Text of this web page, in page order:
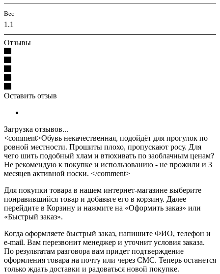
Вес
1.1
Отзывы
Оставить отзыв
Загрузка отзывов...
<comment>Обувь некачественная, подойдёт для прогулок по
ровной местности. Прошиты плохо, пропускают росу. Для
чего шить подобный хлам и втюхивать по заоблачным ценам?
Не рекомендую к покупке и использованию - не прожили и 3
месяцев активной носки. </comment>
Для покупки товара в нашем интернет-магазине выберите
понравившийся товар и добавьте его в корзину. Далее
перейдите в Корзину и нажмите на «Оформить заказ» или
«Быстрый заказ».
Когда оформляете быстрый заказ, напишите ФИО, телефон и
e-mail. Вам перезвонит менеджер и уточнит условия заказа.
По результатам разговора вам придет подтверждение
оформления товара на почту или через СМС. Теперь останется
только ждать доставки и радоваться новой покупке.